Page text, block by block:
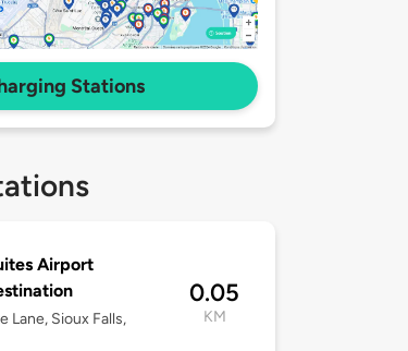
Stations
Airport
Lane, Sioux Falls,
0.05
KM